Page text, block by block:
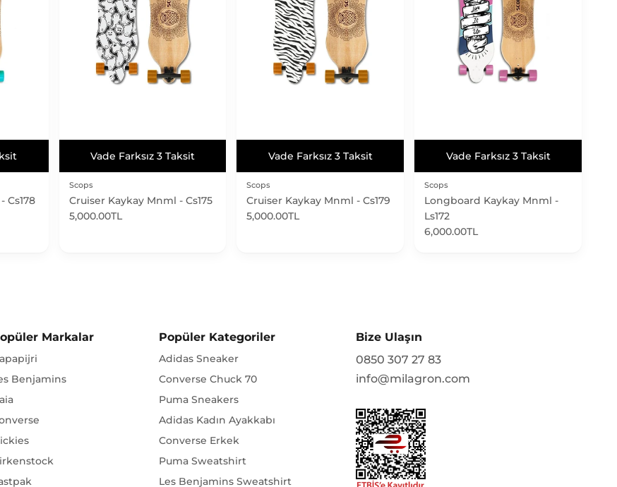
Cs178
Vade Farksız 3 Taksit
Scops
Cruiser Kaykay Mnml - Cs175
5,000.00TL
Vade Farksız 3 Taksit
Scops
Cruiser Kaykay Mnml - Cs179
5,000.00TL
Vade Farksız 3 Taksit
Scops
Longboard Kaykay Mnml -
Ls172
6,000.00TL
Markalar
Benjamins
Popüler Kategoriler
Adidas Sneaker
Converse Chuck 70
Puma Sneakers
Adidas Kadın Ayakkabı
Converse Erkek
Puma Sweatshirt
Les Benjamins Sweatshirt
Bize Ulaşın
0850 307 27 83
info@milagron.com